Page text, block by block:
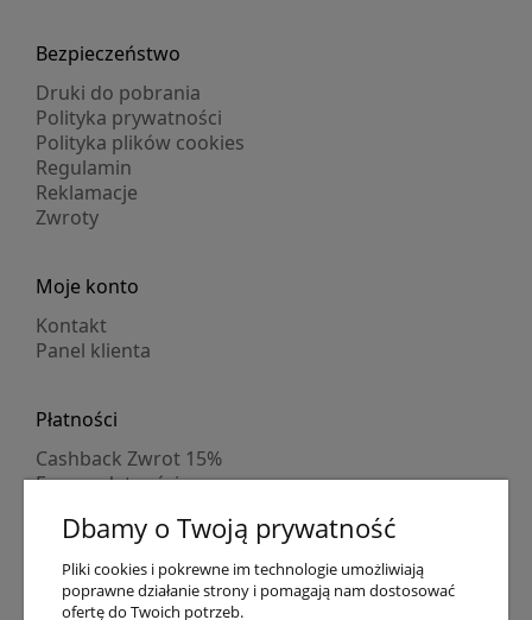
Bezpieczeństwo
Druki do pobrania
Polityka prywatności
Polityka plików cookies
Regulamin
Reklamacje
Zwroty
Moje konto
Kontakt
Panel klienta
Płatności
Cashback Zwrot 15%
Formy płatności
Numer konta
PayPo kupujesz, nie płacisz
Progi rabatowe
Promocje
Dbamy o Twoją prywatność
Pliki cookies i pokrewne im technologie umożliwiają
poprawne działanie strony i pomagają nam dostosować
ofertę do Twoich potrzeb.